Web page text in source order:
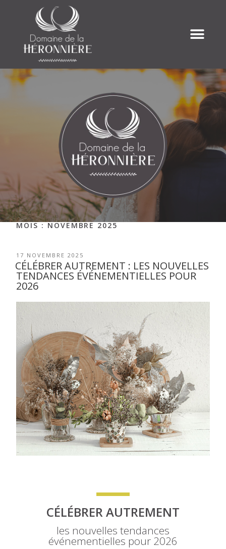
MOIS :NOVEMBRE 2025
17 NOVEMBRE 2025
CÉLÉBRER AUTREMENT : LES NOUVELLES
TENDANCES ÉVÉNEMENTIELLES POUR
2026
CÉLÉBRER AUTREMENT
les nouvelles tendances
événementielles pour 2026